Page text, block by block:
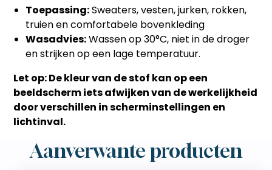
Toepassing:Sweaters, vesten, jurken, rokken,
truien en comfortabele bovenkleding
Wasadvies:Wassen op 30°C, niet in de droger
en strijken op een lage temperatuur.
Let op: De kleur van de stof kan op een
beeldscherm iets afwijken van de werkelijkheid
door verschillen in scherminstellingen en
lichtinval.
Aanverwante producten